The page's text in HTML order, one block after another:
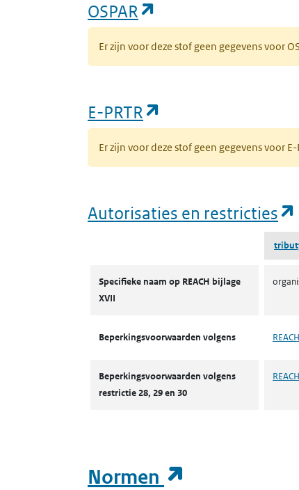
OSPAR
Er zijn voor deze stof geen gegevens voor
E-PRTR
Er zijn voor deze stof geen gegevens voor
Autorisaties en restricties
Specifieke naam op REACH bijlage
XVII
Beperkingsvoorwaarden volgens
Beperkingsvoorwaarden volgens
restrictie 28, 29 en 30
Normen